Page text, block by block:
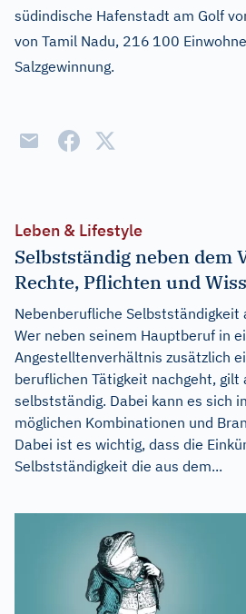
südindische Hafenstadt am Golf
von Tamil Nadu, 216 100
Salzgewinnung.
Leben & Lifestyle
Selbstständig neben dem
Rechte, Pflichten und
Nebenberufliche Selbstständigkeit
Wer neben seinem Hauptberuf in
Angestelltenverhältnis zusätzlich
beruflichen Tätigkeit nachgeht, gilt
selbstständig. Dabei kann es sich
möglichen Kombinationen und
Dabei ist es wichtig, dass die
Selbstständigkeit die aus dem...